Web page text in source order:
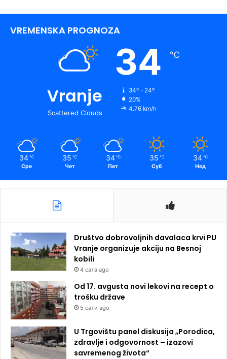
VREMENSKA PROGNOZA
Vranje
Scattered Clouds
34 ℃
34º - 24º
20%
4.76 km/h
34 ℃
Сре
35 ℃
Чет
34 ℃
Пет
35 ℃
Суб
34 ℃
Нед
Društvo dobrovoljnih davalaca krvi PU
Vranje organizuje akciju na Besnoj
kobili
4 сата ago
Od 17. avgusta novi lekovi na recept o
trošku države
5 сати ago
U Trgovištu panel diskusija „Porodica,
zdravlje i odgovornost – izazovi
savremenog života“